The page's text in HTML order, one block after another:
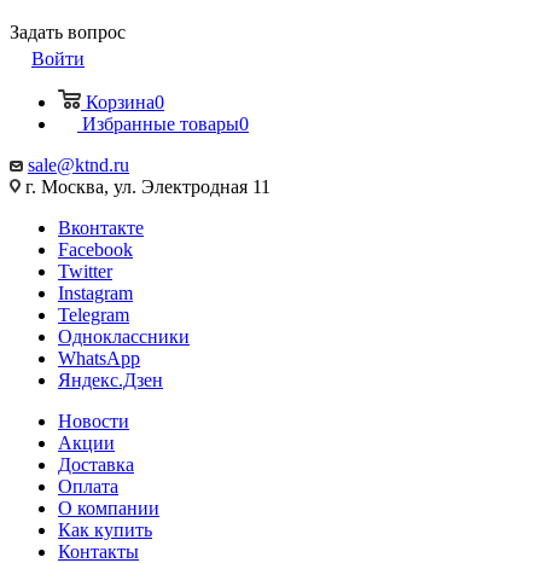
Задать вопрос
Войти
Корзина0
Избранные товары0
sale@ktnd.ru
г. Москва, ул. Электродная 11
Вконтакте
Facebook
Twitter
Instagram
Telegram
Одноклассники
WhatsApp
Яндекс.Дзен
Новости
Акции
Доставка
Оплата
О компании
Как купить
Контакты